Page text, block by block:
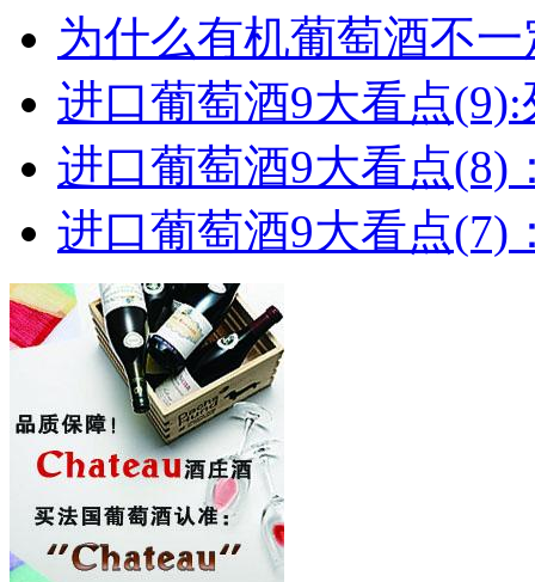
为什么有机葡萄酒不
进口葡萄酒9大看点(9):
进口葡萄酒9大看点(8)
进口葡萄酒9大看点(7)